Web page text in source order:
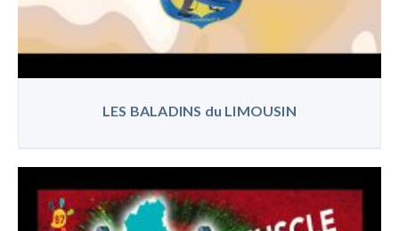
LES BALADINS du LIMOUSIN